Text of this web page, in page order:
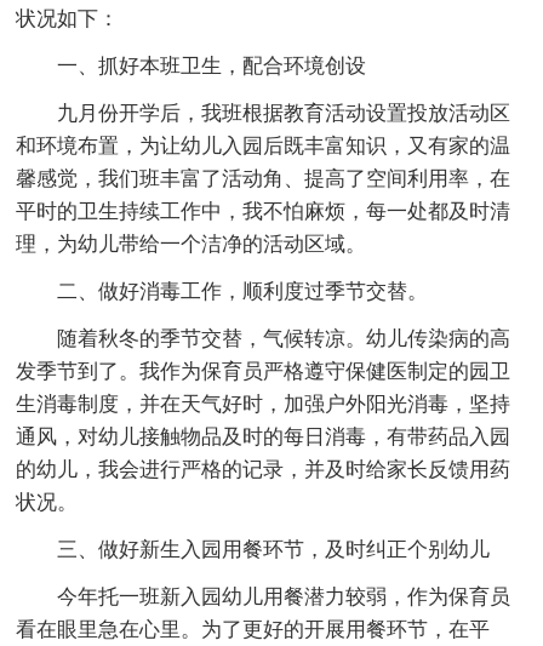
状况如下：
一、抓好本班卫生，配合环境创设
九月份开学后，我班根据教育活动设置投放活动区
和环境布置，为让幼儿入园后既丰富知识，又有家的温
馨感觉，我们班丰富了活动角、提高了空间利用率，在
平时的卫生持续工作中，我不怕麻烦，每一处都及时清
理，为幼儿带给一个洁净的活动区域。
二、做好消毒工作，顺利度过季节交替。
随着秋冬的季节交替，气候转凉。幼儿传染病的高
发季节到了。我作为保育员严格遵守保健医制定的园卫
生消毒制度，并在天气好时，加强户外阳光消毒，坚持
通风，对幼儿接触物品及时的每日消毒，有带药品入园
的幼儿，我会进行严格的记录，并及时给家长反馈用药
状况。
三、做好新生入园用餐环节，及时纠正个别幼儿
今年托一班新入园幼儿用餐潜力较弱，作为保育员
看在眼里急在心里。为了更好的开展用餐环节，在平